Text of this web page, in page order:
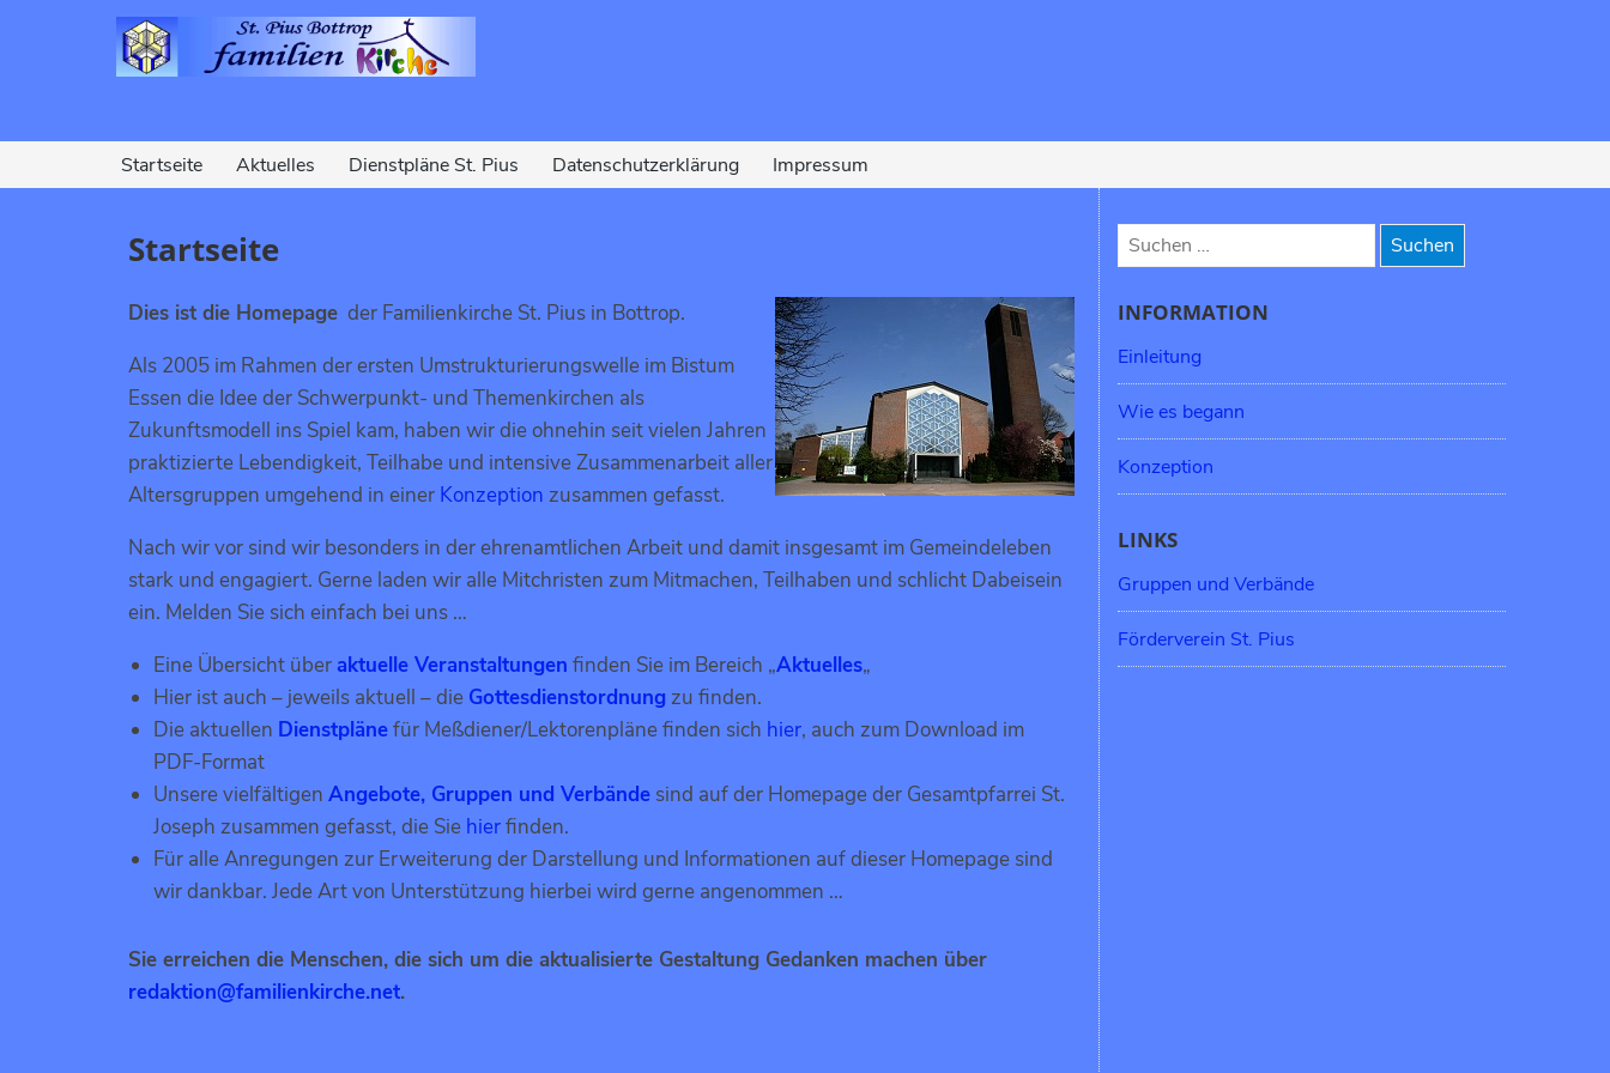
Startseite Aktuelles Dienstpläne St. Pius Datenschutzerklärung Impressum
Startseite
Dies ist die Homepage der Familienkirche St. Pius in Bottrop.
Als 2005 im Rahmen der ersten Umstrukturierungswelle im Bistum
Essen die Idee der Schwerpunkt- und Themenkirchen als
Zukunftsmodell ins Spiel kam, haben wir die ohnehin seit vielen Jahren
praktizierte Lebendigkeit, Teilhabe und intensive Zusammenarbeit aller
Altersgruppen umgehend in einer Konzeption zusammen gefasst.
Nach wir vor sind wir besonders in der ehrenamtlichen Arbeit und damit insgesamt im Gemeindeleben
stark und engagiert. Gerne laden wir alle Mitchristen zum Mitmachen, Teilhaben und schlicht Dabeisein
ein. Melden Sie sich einfach bei uns …
Eine Übersicht über aktuelle Veranstaltungen finden Sie im Bereich „Aktuelles„
Hier ist auch – jeweils aktuell – die Gottesdienstordnung zu finden.
Die aktuellen Dienstplänefür Meßdiener/Lektorenpläne finden sich hier, auch zum Download im
PDF-Format
Unsere vielfältigenAngebote, Gruppen und Verbände sind auf der Homepage der Gesamtpfarrei St.
Joseph zusammen gefasst, die Sie hierfinden.
Für alle Anregungen zur Erweiterung der Darstellung und Informationen auf dieser Homepage sind
wir dankbar. Jede Art von Unterstützung hierbei wird gerne angenommen …
Sie erreichen die Menschen, die sich um die aktualisierte Gestaltung Gedanken machen über
redaktion@familienkirche.net.
Suchen
nach:
INFORMATION
Einleitung
Wie es begann
Konzeption
LINKS
Gruppen und Verbände
Förderverein St. Pius